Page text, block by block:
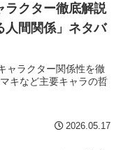
ラクター徹底解説
人間関係」ネタバ
ャラクター関係性を徹
キなど主要キャラの哲
2026.05.17